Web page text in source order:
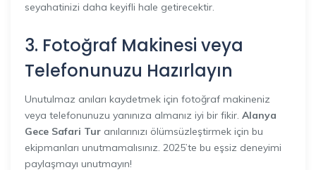
seyahatinizi daha keyifli hale getirecektir.
3. Fotoğraf Makinesi veya
Telefonunuzu Hazırlayın
Unutulmaz anıları kaydetmek için fotoğraf makineniz
veya telefonunuzu yanınıza almanız iyi bir fikir. Alanya
Gece Safari Tur anılarınızı ölümsüzleştirmek için bu
ekipmanları unutmamalısınız. 2025’te bu eşsiz deneyimi
paylaşmayı unutmayın!